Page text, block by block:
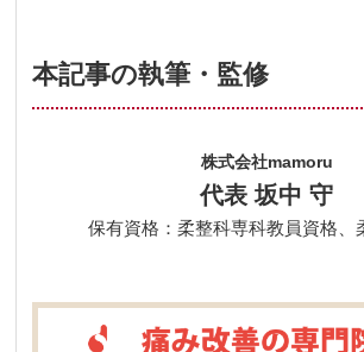
本記事の執筆・監修
株式会社mamoru
代表 坂中 守
保有資格：柔整科専科教員資格、